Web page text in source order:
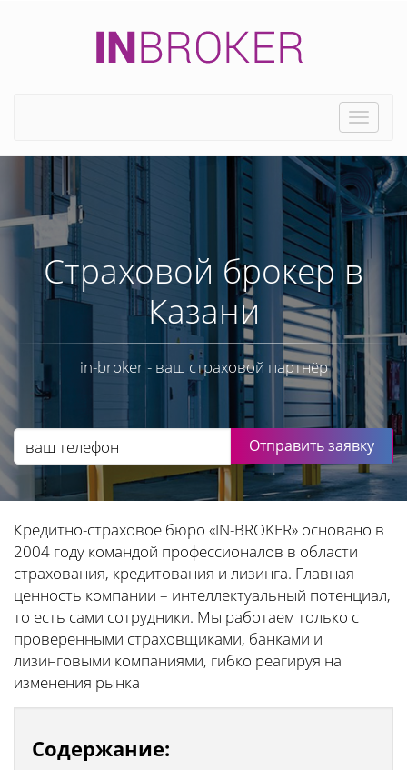
Toggle
Страховой брокер в
Казани
in-broker - ваш страховой партнёр
Отправить заявку
Кредитно-страховое бюро «IN-BROKER» основано в
2004 году командой профессионалов в области
страхования, кредитования и лизинга. Главная
ценность компании – интеллектуальный потенциал,
то есть сами сотрудники. Мы работаем только с
проверенными страховщиками, банками и
лизинговыми компаниями, гибко реагируя на
изменения рынка
Содержание: